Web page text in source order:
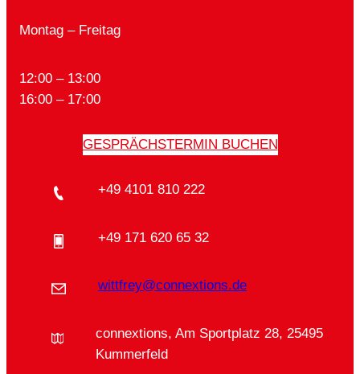
Montag – Freitag
12:00 – 13:00
16:00 – 17:00
GESPRÄCHSTERMIN BUCHEN
+49 4101 810 222
+49 171 620 65 32
wittfrey@connextions.de
connextions, Am Sportplatz 28, 25495
Kummerfeld